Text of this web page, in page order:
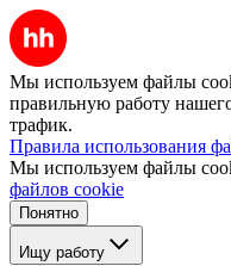
Мы используем файлы
правильную работу
трафик.
Правила использования
Мы используем файлы
файлов cookie
Понятно
Ищу работу